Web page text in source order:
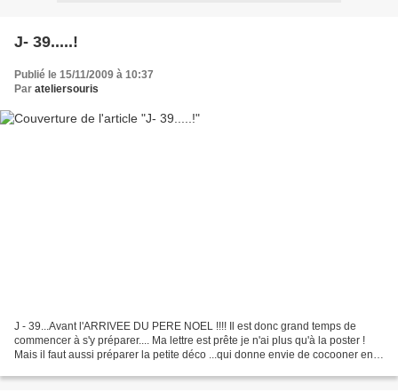
J- 39.....!
Publié le 15/11/2009 à 10:37
Par ateliersouris
J - 39...Avant l'ARRIVEE DU PERE NOEL !!!! Il est donc grand temps de
commencer à s'y préparer.... Ma lettre est prête je n'ai plus qu'à la poster !
Mais il faut aussi préparer la petite déco ...qui donne envie de cocooner en